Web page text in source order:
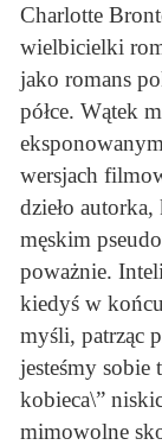
Charlotte
wielbicielki
jako romans
półce. Wątek
wersjach
dzieło autorka,
męskim
poważnie.
kiedyś w
myśli, patrząc
jesteśmy sobie
kobieca\”
mimowolne